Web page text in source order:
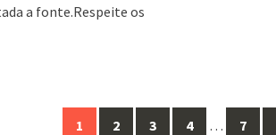
a fonte.Respeite os
1 2 3 4 … 7